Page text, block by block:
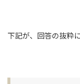
下記が、回答の抜粋